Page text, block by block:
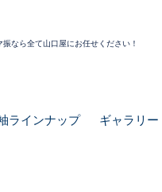
なら全て山口屋にお任せください！
ラインナップ ギャラリー